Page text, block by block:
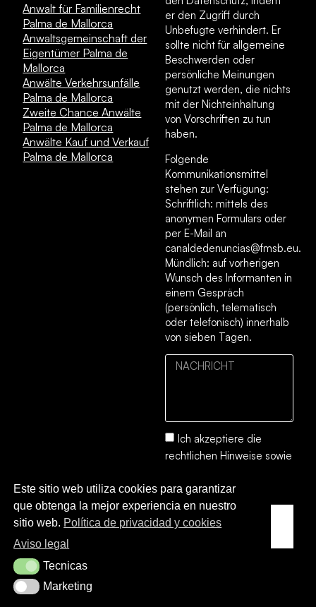
Anwalt für Familienrecht
Palma de Mallorca
Anwaltsgemeinschaft der
Eigentümer Palma de
Mallorca
Anwälte Verkehrsunfälle
Palma de Mallorca
Zweite Chance Anwälte
Palma de Mallorca
Anwälte Kauf und Verkauf
Palma de Mallorca
er den Zugriff durch
Unbefugte verhindert. Er
sollte nicht für allgemeine
Beschwerden oder
persönliche Meinungen
genutzt werden, die nichts
mit der Nichteinhaltung
von Vorschriften zu tun
haben.
Folgende
Kommunikationsmittel
stehen zur Verfügung:
Schriftlich: mittels des
anonymen Formulars oder
per E-Mail an
canaldedenuncias@fmsb.eu.
Mündlich: auf vorherigen
Wunsch des Informanten in
einem Gespräch
(persönlich, telematisch
oder telefonisch) innerhalb
von sieben Tagen.
Ich akzeptiere die
rechtlichen Hinweise sowie
Cookie-Richtlinie.
SENDEN
Este sitio web utiliza cookies para garantizar
que obtenga la mejor experiencia en nuestro
sitio web. Política de privacidad y cookies
Aviso legal
TecnicasTecnicas
MarketingMarketing